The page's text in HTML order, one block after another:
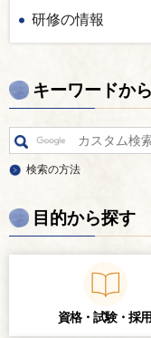
研修の情報
キーワードか
検索の方法
目的から探す
資格・試験・ 採用